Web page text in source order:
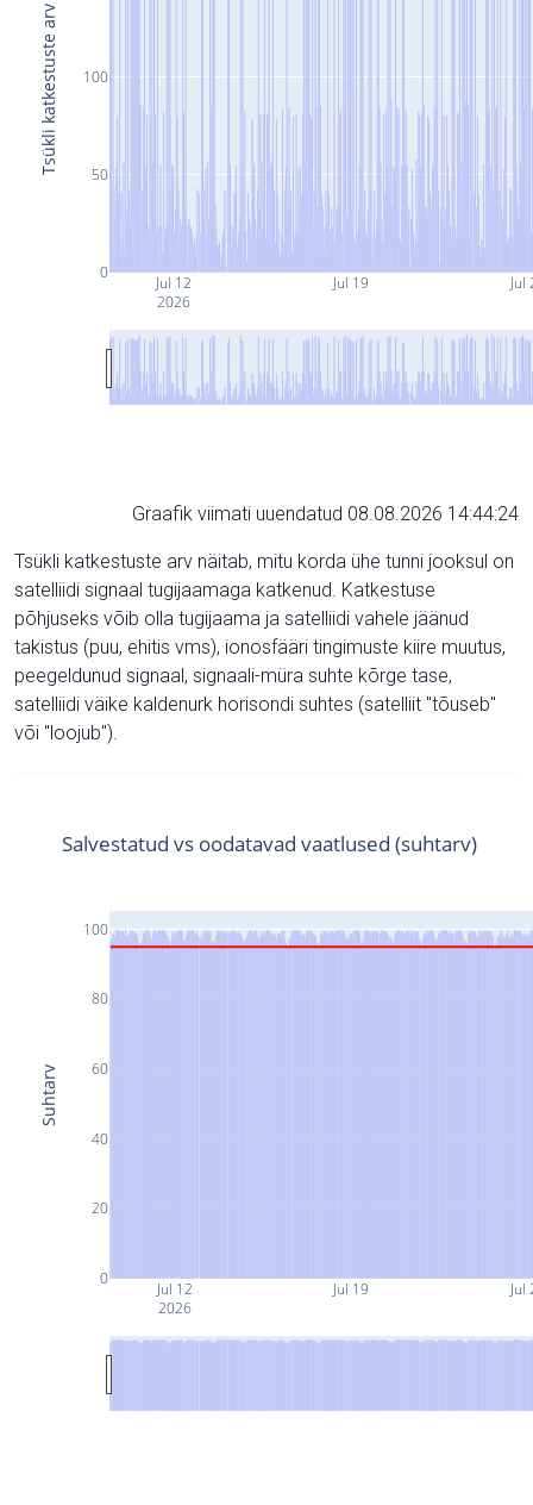
Jul 12
2026
Jul 19 Jul
0
50
100
Tsükli katkestuste arv
Graafik viimati uuendatud 08.08.2026 14:44:24
Tsükli katkestuste arv näitab, mitu korda ühe tunni jooksul on
satelliidi signaal tugijaamaga katkenud. Katkestuse
põhjuseks võib olla tugijaama ja satelliidi vahele jäänud
takistus (puu, ehitis vms), ionosfääri tingimuste kiire muutus,
peegeldunud signaal, signaali-müra suhte kõrge tase,
satelliidi väike kaldenurk horisondi suhtes (satelliit "tõuseb"
või "loojub").
Jul 12
2026
Jul 19 Jul
0
20
40
60
80
100
Salvestatud vs oodatavad vaatlused (suhtarv)
Suhtarv